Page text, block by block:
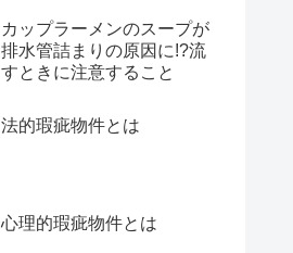
カップラーメンのスープが
排水管詰まりの原因に!?流
すときに注意すること
法的瑕疵物件とは
心理的瑕疵物件とは